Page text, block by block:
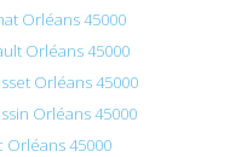
Orléans 45000
Orléans 45000
Orléans 45000
Orléans 45000
Orléans 45000